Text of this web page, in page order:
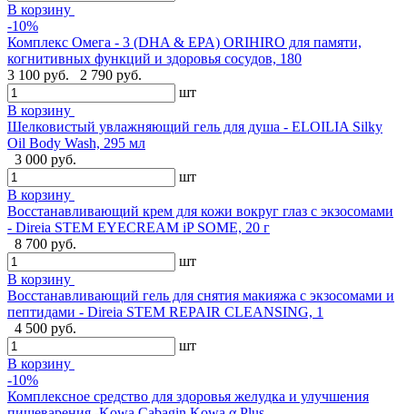
В корзину
-10%
Комплекс Омега - 3 (DHA & EPA) ORIHIRO для памяти,
когнитивных функций и здоровья сосудов, 180
3 100 руб.
2 790 руб.
шт
В корзину
Шелковистый увлажняющий гель для душа - ELOILIA Silky
Oil Body Wash, 295 мл
3 000 руб.
шт
В корзину
Восстанавливающий крем для кожи вокруг глаз с экзосомами
- Direia STEM EYECREAM iP SOME, 20 г
8 700 руб.
шт
В корзину
Восстанавливающий гель для снятия макияжа с экзосомами и
пептидами - Direia STEM REPAIR CLEANSING, 1
4 500 руб.
шт
В корзину
-10%
Комплексное средство для здоровья желудка и улучшения